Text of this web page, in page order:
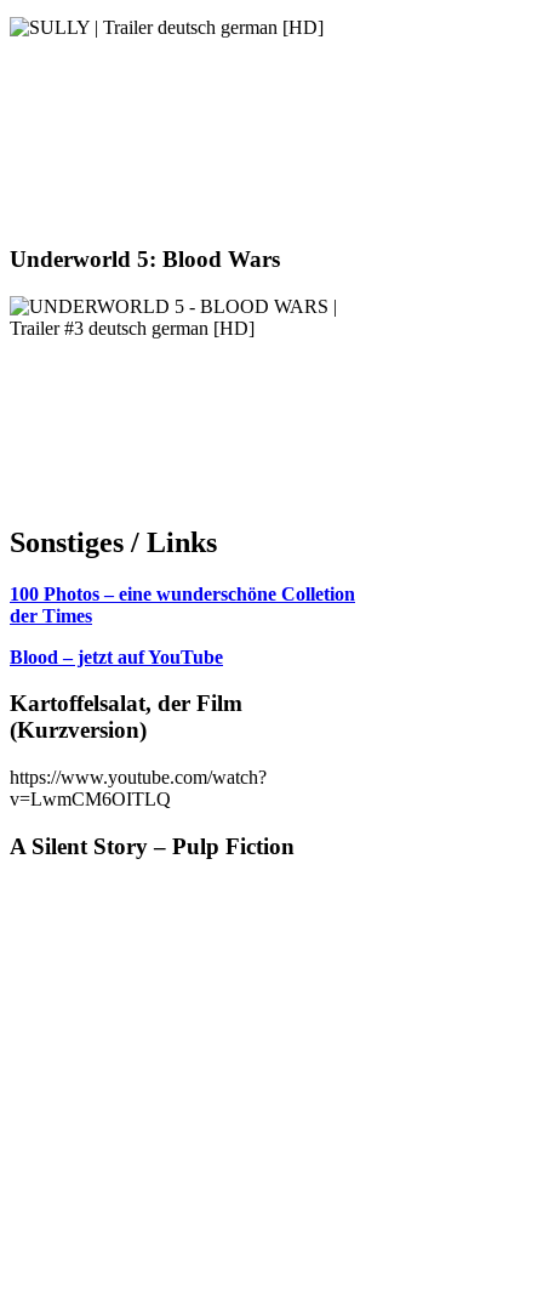
Underworld 5: Blood Wars
Sonstiges / Links
100 Photos – eine wunderschöne Colletion
der Times
Blood – jetzt auf YouTube
Kartoffelsalat, der Film
(Kurzversion)
https://www.youtube.com/watch?
v=LwmCM6OITLQ
A Silent Story – Pulp Fiction